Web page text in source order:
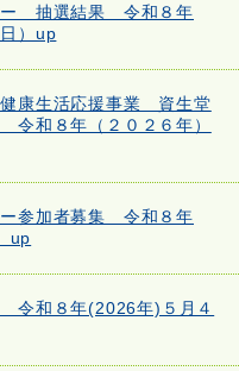
ー 抽選結果 令和８年
）up
康生活応援事業 資生堂
令和８年（２０２６年）
参加者募集 令和８年
up
令和８年(2026年)５月４